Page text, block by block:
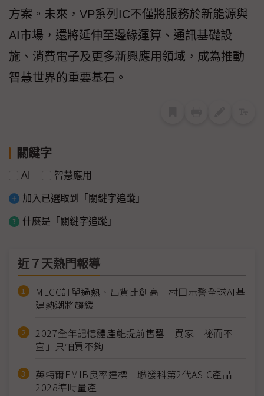
方案。未來，VP系列IC不僅將服務於新能源與
AI市場，還將延伸至邊緣運算、通訊基礎設
施、消費電子及更多新興應用領域，成為推動
智慧世界的重要基石。
關鍵字
AI 智慧應用
加入已選取到「關鍵字追蹤」
什麼是「關鍵字追蹤」
近７天熱門報導
MLCC訂單過熱、出貨比創高 村田示警全球AI基
建熱潮將趨緩
2027全年記憶體產能提前售罄 買家「祕而不
宣」只怕買不夠
英特爾EMIB良率達標 聯發科第2代ASIC產品
2028準時量產